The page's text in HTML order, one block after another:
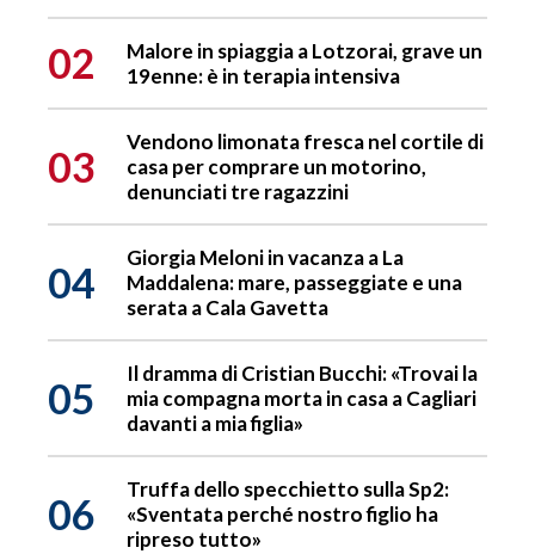
02
Malore in spiaggia a Lotzorai, grave un
19enne: è in terapia intensiva
03
Vendono limonata fresca nel cortile di
casa per comprare un motorino,
denunciati tre ragazzini
04
Giorgia Meloni in vacanza a La
Maddalena: mare, passeggiate e una
serata a Cala Gavetta
05
Il dramma di Cristian Bucchi: «Trovai la
mia compagna morta in casa a Cagliari
davanti a mia figlia»
06
Truffa dello specchietto sulla Sp2:
«Sventata perché nostro figlio ha
ripreso tutto»